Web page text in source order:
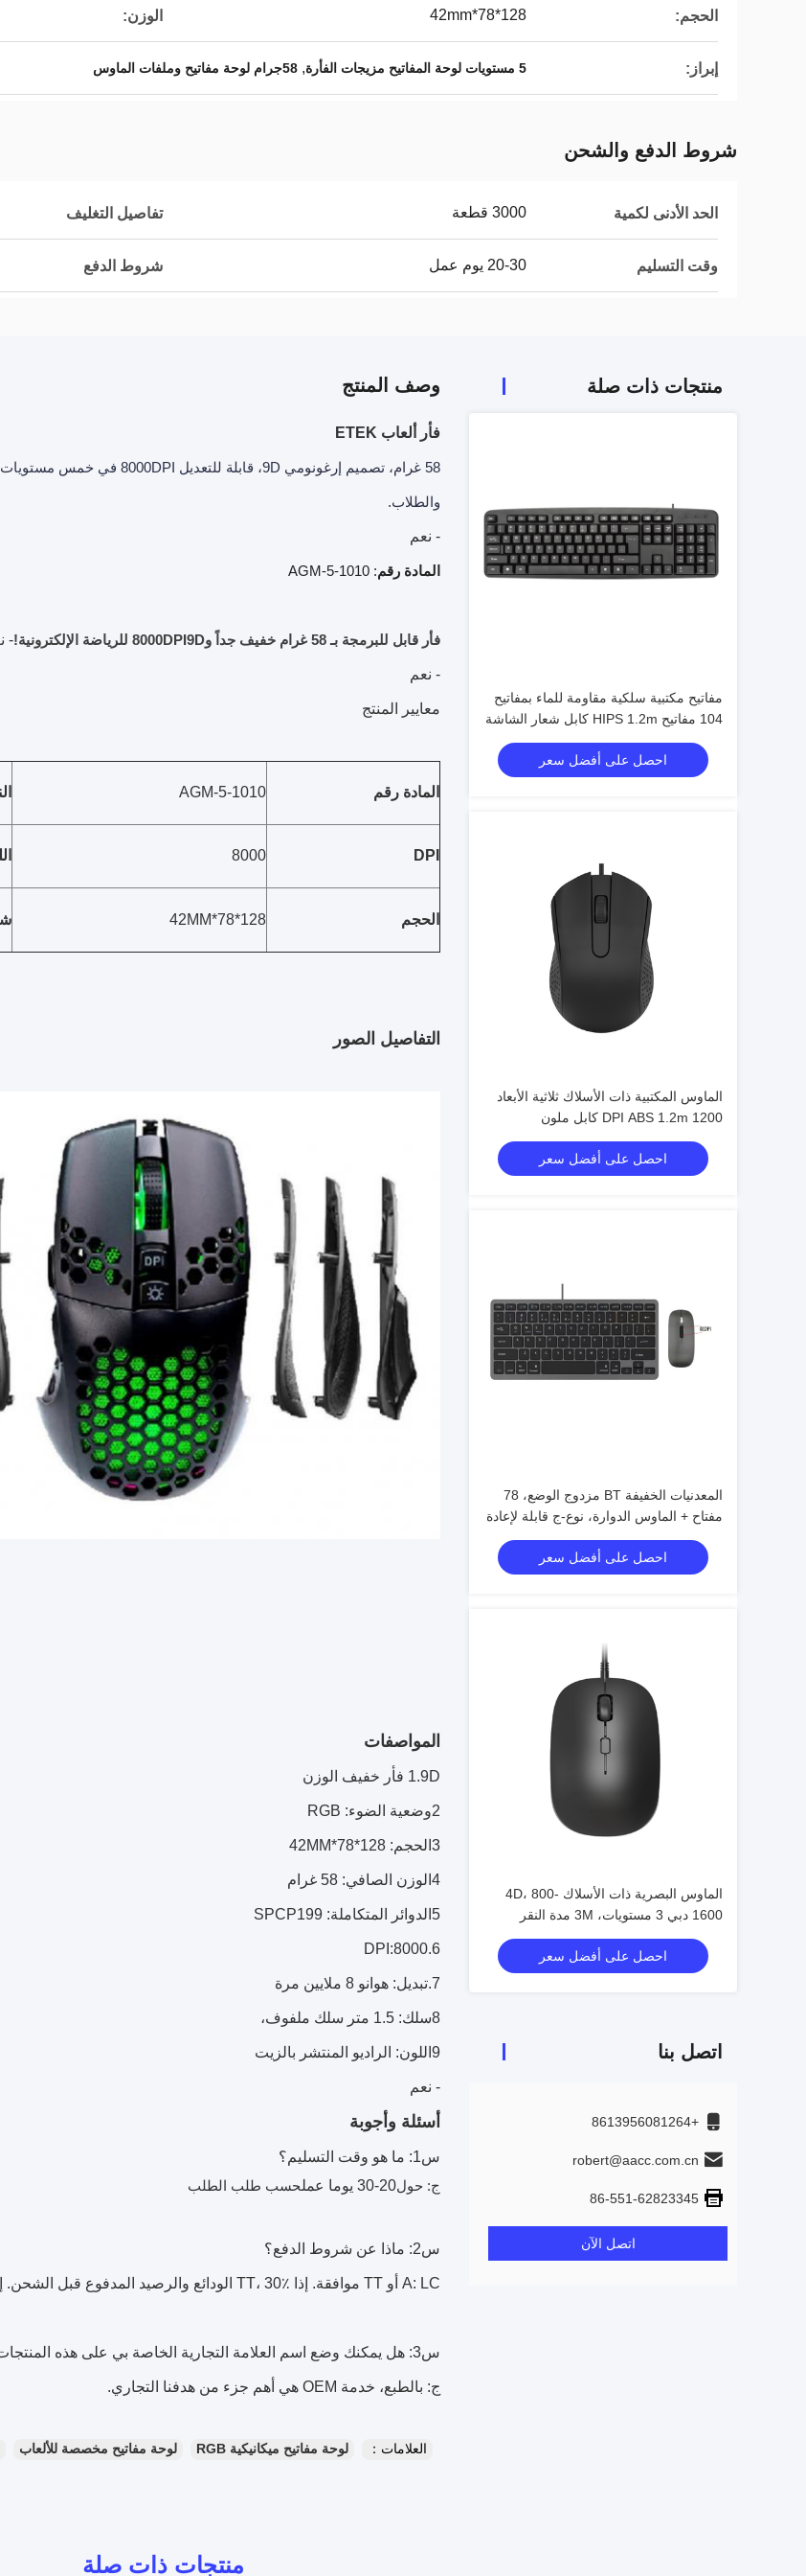
الحجم: 128*78*42mm الوزن:
إبراز: 5 مستويات لوحة المفاتيح مزيجات الفأرة , 58جرام لوحة مفاتيح وملفات الماوس
شروط الدفع والشحن
الحد الأدنى لكمية 3000 قطعة تفاصيل التغليف
وقت التسليم 20-30 يوم عمل شروط الدفع
منتجات ذات صلة
مفاتيح مكتبية سلكية مقاومة للماء بمفاتيح
104 مفاتيح HIPS 1.2m كابل شعار الشاشة
الحريرية المخصصة
احصل على أفضل سعر
الماوس المكتبية ذات الأسلاك ثلاثية الأبعاد
1200 DPI ABS 1.2m كابل ملون
احصل على أفضل سعر
المعدنيات الخفيفة BT مزدوج الوضع، 78
مفتاح + الماوس الدوارة، نوع-ج قابلة لإعادة
الشحن
احصل على أفضل سعر
الماوس البصرية ذات الأسلاك 4D، 800-
1600 دبي 3 مستويات، 3M مدة النقر
احصل على أفضل سعر
اتصل بنا
+8613956081264
robert@aacc.com.cn
86-551-62823345
اتصل الآن
وصف المنتج
فأر ألعاب ETEK
والطلاب.
- نعم
المادة رقم: AGM-5-1010
فأر قابل للبرمجة بـ 58 غرام خفيف جداً و8000DPI9D للرياضة الإلكترونية! -
- نعم
معايير المنتج
المادة رقم AGM-5-1010
DPI
8000
الحجم 128*78*42MM
التفاصيل الصور
المواصفات
1.9D فأر خفيف الوزن
2وضعية الضوء: RGB
3الحجم: 128*78*42MM
4الوزن الصافي: 58 غرام
5الدوائر المتكاملة: SPCP199
6.DPI:8000
7.تبديل: هوانو 8 ملايين مرة
8سلك: 1.5 متر سلك ملفوف،
9اللون: الراديو المنتشر بالزيت
- نعم
أسئلة وأجوبة
س1: ما هو وقت التسليم؟
ج: حول20-30 يوما عمل حسب طلب الطلب
س2: ماذا عن شروط الدفع؟
A: LC أو TT موافقة. إذا TT، 30٪ الودائع والرصيد المدفوع قبل الشحن. إذا كنت تفضل طريقة دفع أخرى، يرجى التحقق معنا.
س3: هل يمكنك وضع اسم العلامة التجارية الخاصة بي على هذه المنتجات؟
ج: بالطبع، خدمة OEM هي أهم جزء من هدفنا التجاري.
العلامات： لوحة مفاتيح ميكانيكية RGB لوحة مفاتيح مخصصة للألعاب
منتجات ذات صلة